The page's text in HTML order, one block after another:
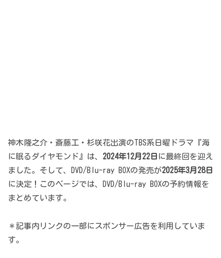
神木隆之介・斎藤工・杉咲花出演のTBS系日曜ドラマ『海
に眠るダイヤモンド』は、 2024年12月22日 に最終回を迎え
ました。そして、DVD/Blu-ray BOXの発売が2025年3月28日
に決定！このページでは、DVD/Blu-ray BOXの予約情報を
まとめています。
＊記事内リンクの一部にスポンサー広告を利用していま
す。